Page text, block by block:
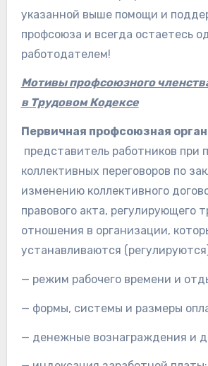
указанной выше помощи и
профсоюза и всегда остаетесь
работодателем!
Мотивы профсоюзного
в Трудовом Кодексе
Первичная профсоюзная
представитель работников при
коллективных переговоров по
изменению коллективного
правового акта, регулирующего
отношения в организации,
устанавливаются
— режим рабочего времени и
— формы, системы и размеры
— денежные вознаграждения и